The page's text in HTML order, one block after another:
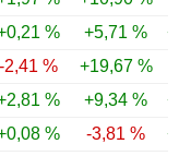
% +5,71 %
-2,41 % +19,67 %
% +9,34 %
% -3,81 %